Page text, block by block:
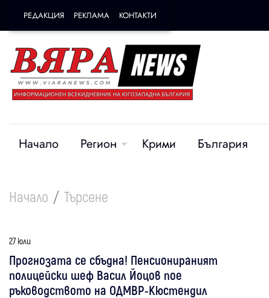
РЕДАКЦИЯ РЕКЛАМА КОНТАКТИ
Начало Регион Крими България
Начало Търсене
27 юли
Прогнозата се сбъдна! Пенсионираният
полицейски шеф Васил Йоцов пое
ръководството на ОДМВР-Кюстендил